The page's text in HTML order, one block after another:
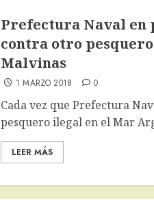
Prefectura Naval en
contra otro
Malvinas
1 MARZO 2018 0
Cada vez que Prefectura
pesquero ilegal en el Mar
LEER MÁS